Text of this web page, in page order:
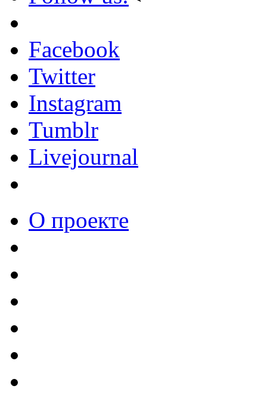
Facebook
Twitter
Instagram
Tumblr
Livejournal
О проекте